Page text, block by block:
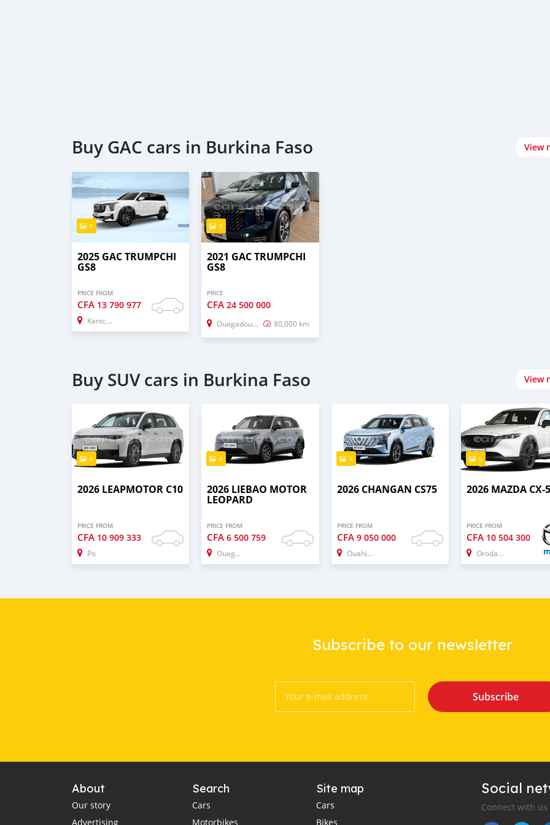
Buy GAC cars in Burkina Faso View
5
2025 GAC TRUMPCHI
GS8
PRICE FROM
CFA 13 790 977
Kantchari
5
2021 GAC TRUMPCHI
GS8
PRICE
CFA24 500 000
Ouagadougou 80,000 km
Buy SUV cars in Burkina Faso View
6
2026 LEAPMOTOR C10
PRICE FROM
CFA 10 909 333
Po
6
2026 LIEBAO MOTOR
LEOPARD
PRICE FROM
CFA6 500 759
Ouagadougou
6
2026 CHANGAN CS75
PRICE FROM
CFA 9 050 000
Ouahigouya
6
2026 MAZDA CX-5
PRICE FROM
CFA 10 504 300
Orodara
Subscribe to our newsletter
Subscribe
About
Our story
Advertising
Search
Cars
Motorbikes
Site map
Cars
Bikes
Social
Connect with us